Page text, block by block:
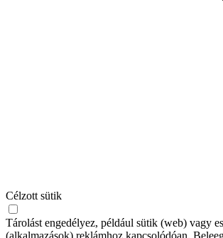
Célzott sütik
Tárolást engedélyez, például sütik (web) vagy
(alkalmazások) reklámhoz kapcsolódóan.